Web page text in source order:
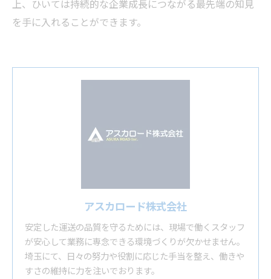
上、ひいては持続的な企業成長につながる最先端の知見
を手に入れることができます。
アスカロード株式会社
安定した運送の品質を守るためには、現場で働くスタッフ
が安心して業務に専念できる環境づくりが欠かせません。
埼玉にて、日々の努力や役割に応じた手当を整え、働きや
すさの維持に力を注いでおります。